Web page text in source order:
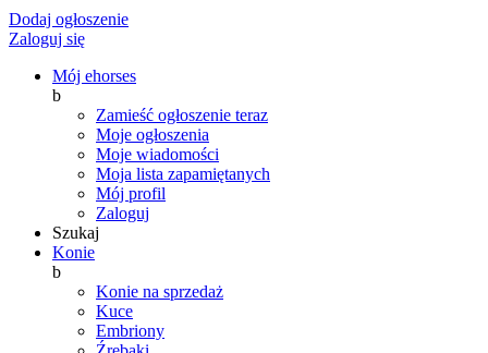
Dodaj ogłoszenie
Zaloguj się
Mój ehorses
b
Zamieść ogłoszenie teraz
Moje ogłoszenia
Moje wiadomości
Moja lista zapamiętanych
Mój profil
Zaloguj
Szukaj
Konie
b
Konie na sprzedaż
Kuce
Embriony